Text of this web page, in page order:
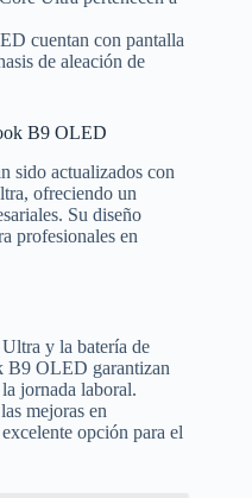
cuentan con pantalla
de aleación de
B9 OLED
sido actualizados con
ofreciendo un
Su diseño
profesionales en
y la batería de
B9 OLED garantizan
jornada laboral.
mejoras en
opción para el